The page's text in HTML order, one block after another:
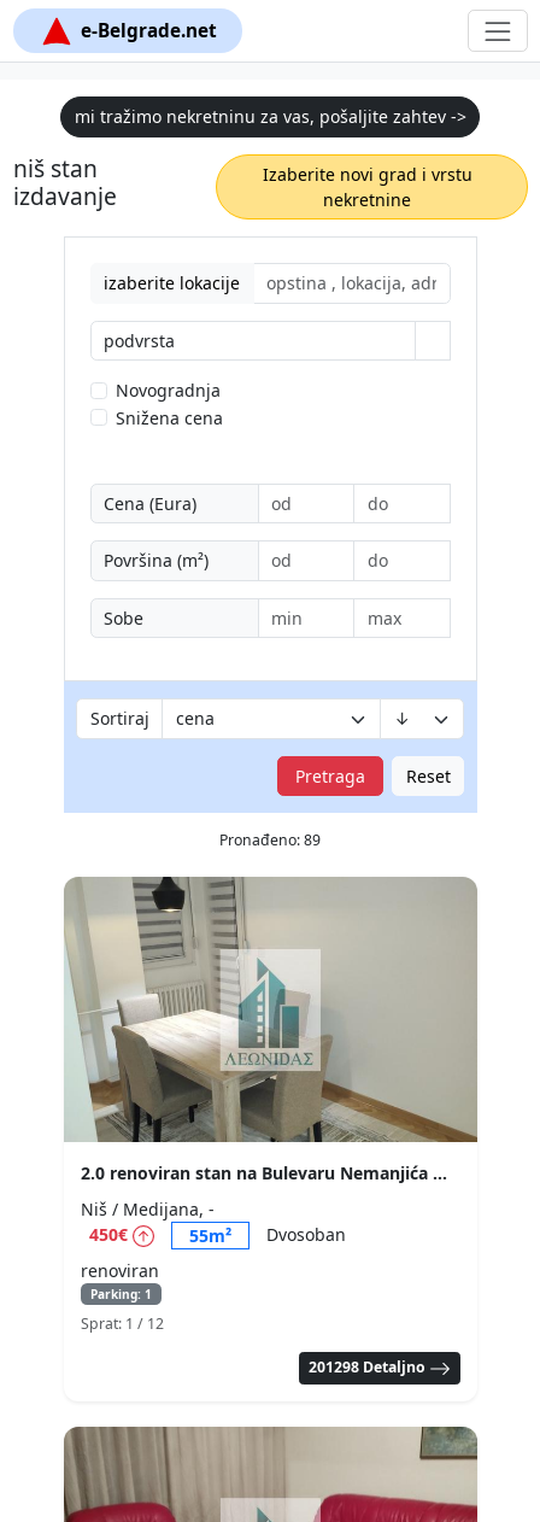
e-Belgrade.net
mi tražimo nekretninu za vas, pošaljite zahtev ->
niš stan
izdavanje
Izaberite novi grad i vrstu
nekretnine
izaberite lokacije
podvrsta
Novogradnja
Snižena cena
Cena (Eura)
Površina (m²)
Sobe
Sortiraj
Pretraga Reset
Pronađeno: 89
2.0 renoviran stan na Bulevaru Nemanjića
Niš / Medijana, -
450€
55m²
Dvosoban
renoviran
Parking: 1
Sprat: 1 / 12
201298 Detaljno